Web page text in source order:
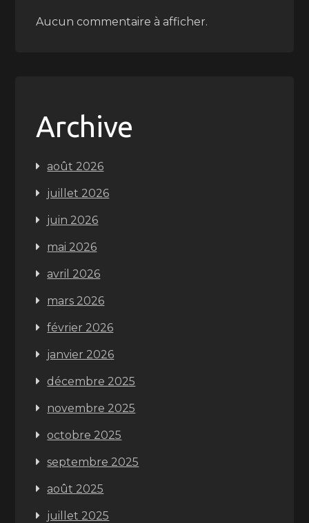
Aucun commentaire à afficher.
Archive
août 2026
juillet 2026
juin 2026
mai 2026
avril 2026
mars 2026
février 2026
janvier 2026
décembre 2025
novembre 2025
octobre 2025
septembre 2025
août 2025
juillet 2025